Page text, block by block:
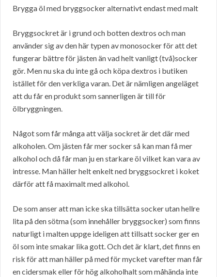
Brygga öl med bryggsocker alternativt endast med malt
Bryggsockret är i grund och botten dextros och man
använder sig av den här typen av monosocker för att det
fungerar bättre för jästen än vad helt vanligt (två)socker
gör. Men nu ska du inte gå och köpa dextros i butiken
istället för den verkliga varan. Det är nämligen angeläget
att du får en produkt som sannerligen är till för
ölbryggningen.
Något som får många att välja sockret är det där med
alkoholen. Om jästen får mer socker så kan man få mer
alkohol och då får man ju en starkare öl vilket kan vara av
intresse. Man häller helt enkelt ned bryggsockret i koket
därför att få maximalt med alkohol.
De som anser att man icke ska tillsätta socker utan hellre
lita på den sötma (som innehåller bryggsocker) som finns
naturligt i malten uppge ideligen att tillsatt socker ger en
öl som inte smakar lika gott. Och det är klart, det finns en
risk för att man häller på med för mycket varefter man får
en cidersmak eller för hög alkoholhalt som måhända inte